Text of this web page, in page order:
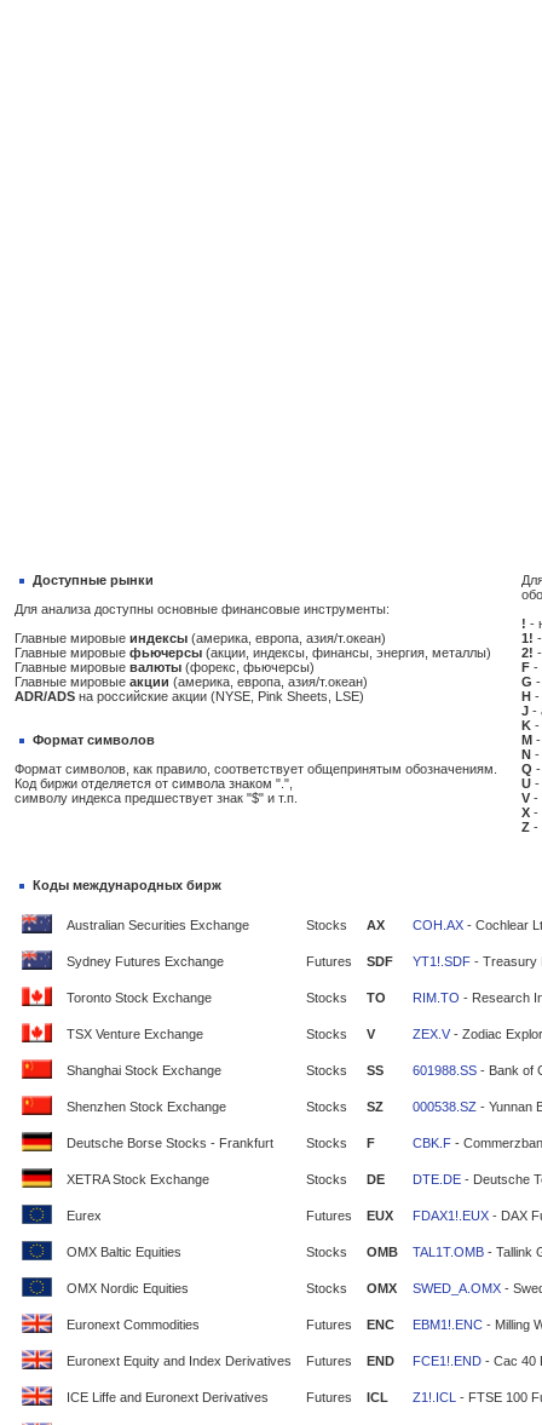
Доступные рынки
Для анализа доступны основные финансовые инструменты:
Главные мировые индексы (америка, европа, азия/т.океан)
Главные мировые фьючерсы (акции, индексы, финансы, энергия, металлы)
Главные мировые валюты (форекс, фьючерсы)
Главные мировые акции (америка, европа, азия/т.океан)
ADR/ADS на российские акции (NYSE, Pink Sheets, LSE)
Формат символов
Формат символов, как правило, соответствует общепринятым обозначениям.
Код биржи отделяется от символа знаком ".",
символу индекса предшествует знак "$" и т.п.
! -
1!
2!
F -
G
H -
J -
K -
M
N -
Q -
U -
V -
X -
Z -
Коды международных бирж
Australian Securities Exchange Stocks AX COH.AX - Cochlear
Sydney Futures Exchange Futures SDF YT1!.SDF - Treasury
Toronto Stock Exchange Stocks TO RIM.TO - Research
TSX Venture Exchange Stocks V ZEX.V - Zodiac
Shanghai Stock Exchange Stocks SS 601988.SS - Bank of
Shenzhen Stock Exchange Stocks SZ 000538.SZ - Yunnan
Deutsche Borse Stocks - Frankfurt Stocks F CBK.F -
XETRA Stock Exchange Stocks DE DTE.DE - Deutsche
Eurex Futures EUX FDAX1!.EUX - DAX
OMX Baltic Equities Stocks OMB TAL1T.OMB - Tallink
OMX Nordic Equities Stocks OMX SWED_A.OMX -
Euronext Commodities Futures ENC EBM1!.ENC - Milling
Euronext Equity and Index Derivatives Futures END FCE1!.END - Cac 40
ICE Liffe and Euronext Derivatives Futures ICL Z1!.ICL - FTSE 100